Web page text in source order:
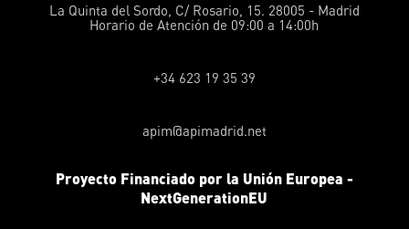
La Quinta del Sordo, C/ Rosario, 15. 28005 - Madrid
Horario de Atención de 09:00 a 14:00h
+34 623 19 35 39
apim@apimadrid.net
Proyecto Financiado por la Unión Europea -
NextGenerationEU